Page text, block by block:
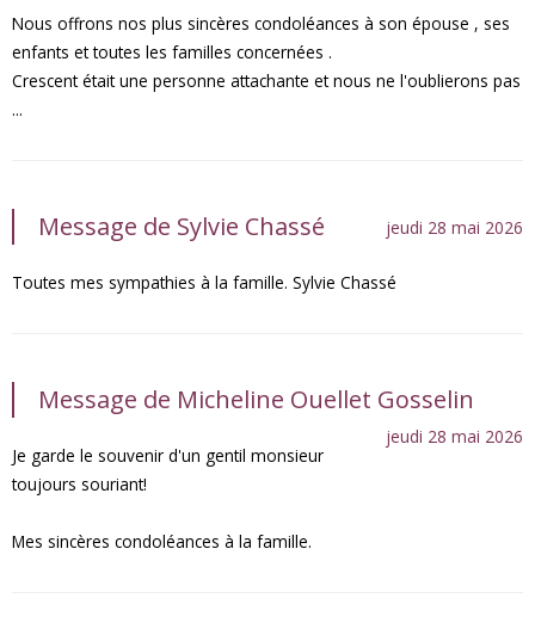
Nous offrons nos plus sincères condoléances à son épouse , ses
enfants et toutes les familles concernées .
Crescent était une personne attachante et nous ne l'oublierons pas
...
Message de Sylvie Chassé jeudi 28 mai 2026
Toutes mes sympathies à la famille. Sylvie Chassé
Message de Micheline Ouellet Gosselin
jeudi 28 mai 2026
Je garde le souvenir d'un gentil monsieur
toujours souriant!
Mes sincères condoléances à la famille.